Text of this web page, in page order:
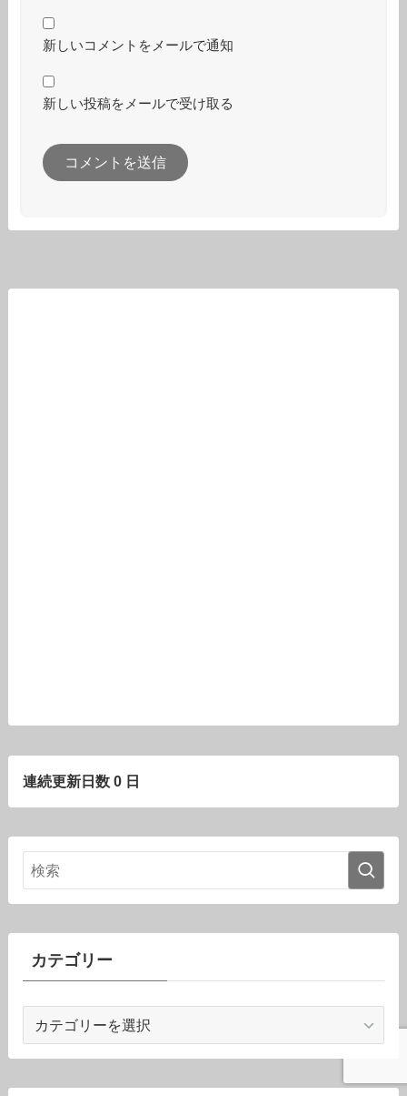
新しいコメントをメールで通知
新しい投稿をメールで受け取る
連続更新日数 0 日
カテゴリー
ゴ
リ